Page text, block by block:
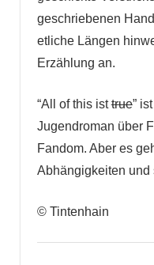
geschriebenen
etliche Längen
Erzählung an.
“All of this isttrue”
Jugendroman über
Fandom. Aber es
Abhängigkeiten
© Tintenhain